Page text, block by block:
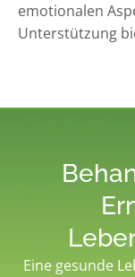
emotionalen
Unterstützung
Eine gesunde